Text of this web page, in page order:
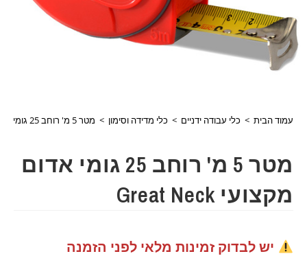
עמוד הבית > כלי עבודה ידניים > כלי מדידה וסימון > מטר 5 מ' רוחב 25 גומי אדום מקצועי Great Neck
מטר 5 מ' רוחב 25 גומי אדום
מקצועי Great Neck
יש לבדוק זמינות מלאי לפני הזמנה